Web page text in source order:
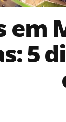
em
5